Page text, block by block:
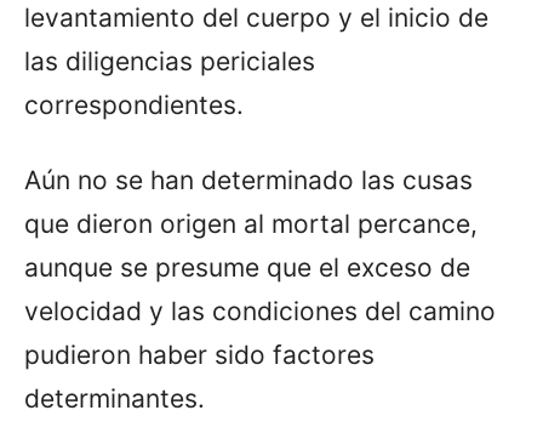
levantamiento del cuerpo y el inicio de
las diligencias periciales
correspondientes.
Aún no se han determinado las cusas
que dieron origen al mortal percance,
aunque se presume que el exceso de
velocidad y las condiciones del camino
pudieron haber sido factores
determinantes.